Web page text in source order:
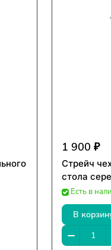
1 900 ₽
Стрейч
стола
Есть в
В